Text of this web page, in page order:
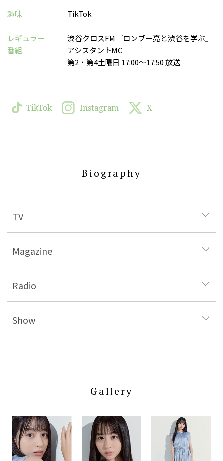
趣味 TikTok
レギュラー
番組
渋谷クロスFM『ロンブー亮と渋谷を学ぶ』
アシスタントMC
第2・第4土曜日 17:00〜17:50 放送
TikTok Instagram X
Biography
TV
Magazine
Radio
Show
Gallery